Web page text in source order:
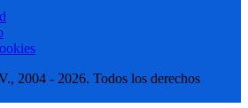
2004 - 2026. Todos los derechos